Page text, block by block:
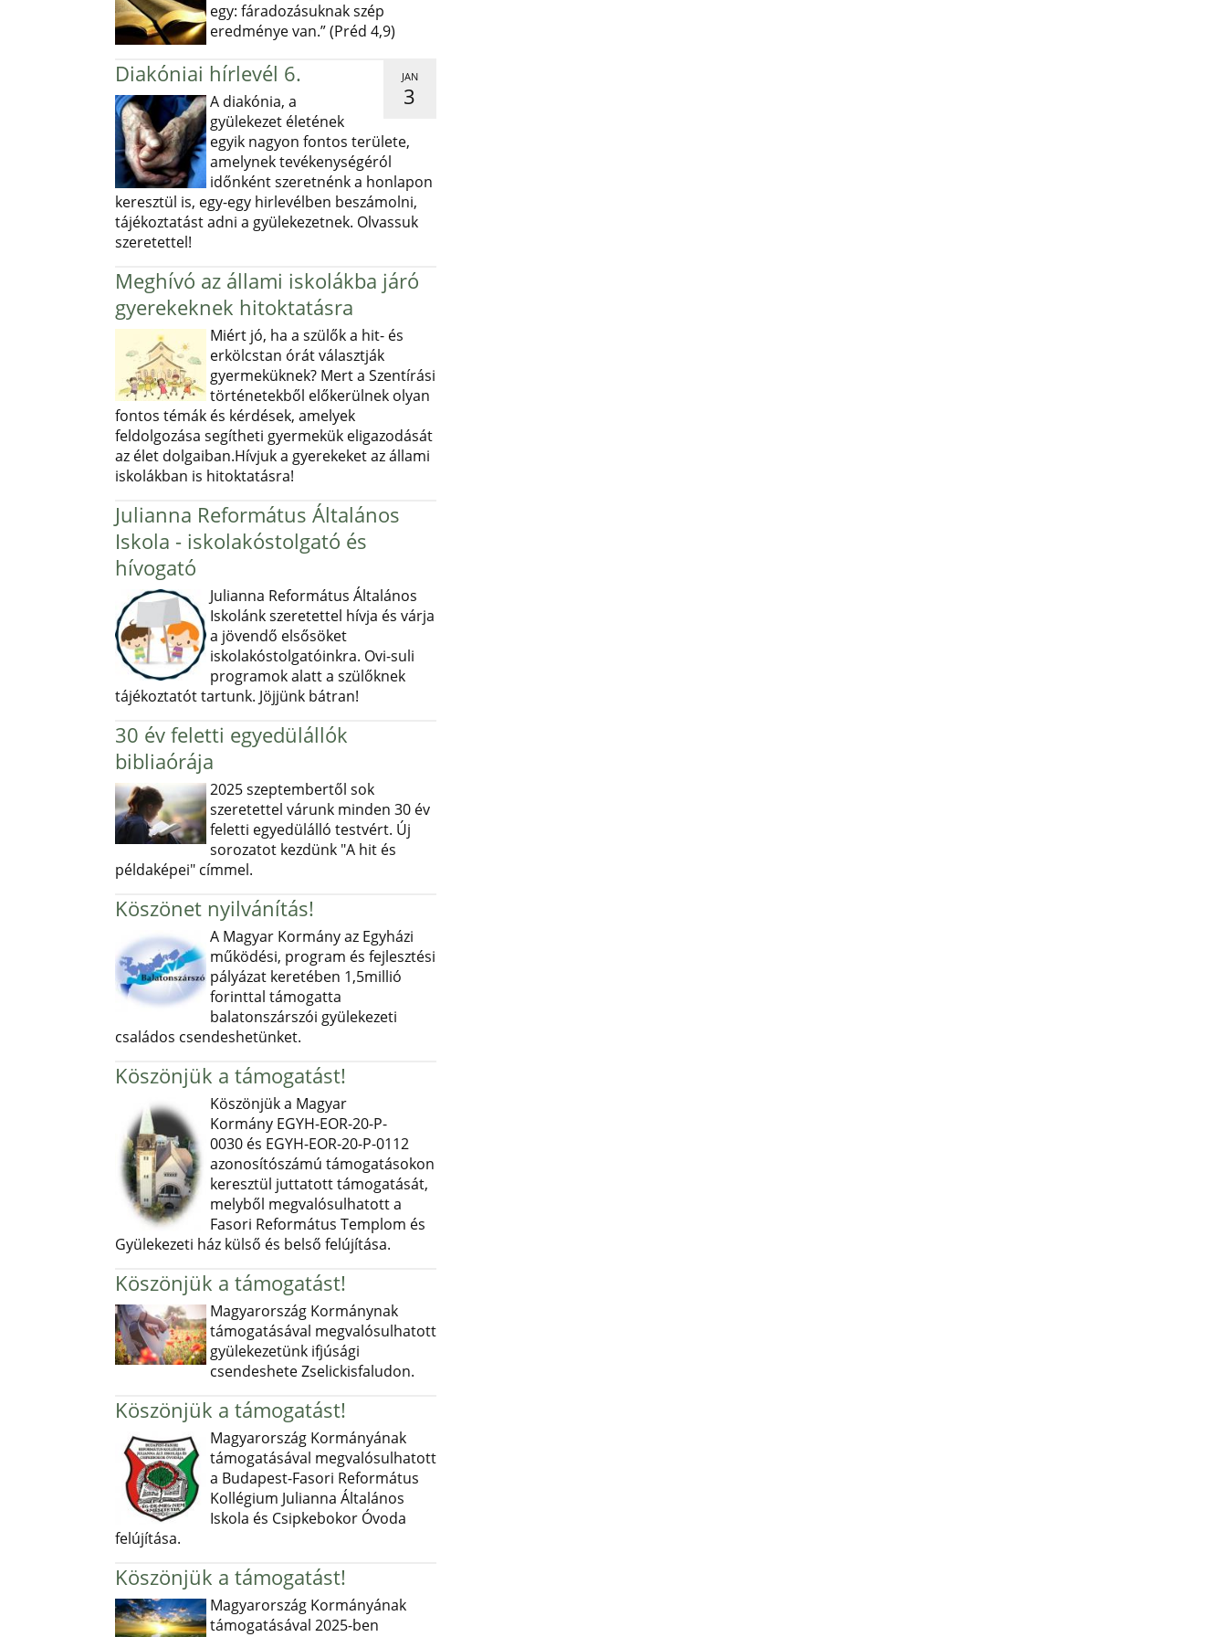
egy: fáradozásuknak szép
eredménye van.” (Préd 4,9)
JAN
3
Diakóniai hírlevél 6.
A diakónia, a
gyülekezet életének
egyik nagyon fontos területe,
amelynek tevékenységéról
időnként szeretnénk a honlapon
keresztül is, egy-egy hirlevélben beszámolni,
tájékoztatást adni a gyülekezetnek. Olvassuk
szeretettel!
Meghívó az állami iskolákba járó
gyerekeknek hitoktatásra
Miért jó, ha a szülők a hit- és
erkölcstan órát választják
gyermeküknek? Mert a Szentírási
történetekből előkerülnek olyan
fontos témák és kérdések, amelyek
feldolgozása segítheti gyermekük eligazodását
az élet dolgaiban.Hívjuk a gyerekeket az állami
iskolákban is hitoktatásra!
Julianna Református Általános
Iskola - iskolakóstolgató és
hívogató
Julianna Református Általános
Iskolánk szeretettel hívja és várja
a jövendő elsősöket
iskolakóstolgatóinkra. Ovi-suli
programok alatt a szülőknek
tájékoztatót tartunk. Jöjjünk bátran!
30 év feletti egyedülállók
bibliaórája
2025 szeptembertől sok
szeretettel várunk minden 30 év
feletti egyedülálló testvért. Új
sorozatot kezdünk "A hit és
példaképei" címmel.
Köszönet nyilvánítás!
A Magyar Kormány az Egyházi
működési, program és fejlesztési
pályázat keretében 1,5millió
forinttal támogatta
balatonszárszói gyülekezeti
családos csendeshetünket.
Köszönjük a támogatást!
Köszönjük a Magyar
Kormány EGYH-EOR-20-P-
0030 és EGYH-EOR-20-P-0112
azonosítószámú támogatásokon
keresztül juttatott támogatását,
melyből megvalósulhatott a
Fasori Református Templom és
Gyülekezeti ház külső és belső felújítása.
Köszönjük a támogatást!
Magyarország Kormánynak
támogatásával megvalósulhatott
gyülekezetünk ifjúsági
csendeshete Zselickisfaludon.
Köszönjük a támogatást!
Magyarország Kormányának
támogatásával megvalósulhatott
a Budapest-Fasori Református
Kollégium Julianna Általános
Iskola és Csipkebokor Óvoda
felújítása.
Köszönjük a támogatást!
Magyarország Kormányának
támogatásával 2025-ben